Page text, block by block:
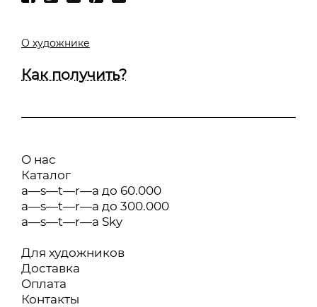
О художнике
Как получить?
О нас
Каталог
a—s—t—r—a до 60.000
a—s—t—r—a до 300.000
a—s—t—r—a Sky
Для художников
Доставка
Оплата
Контакты